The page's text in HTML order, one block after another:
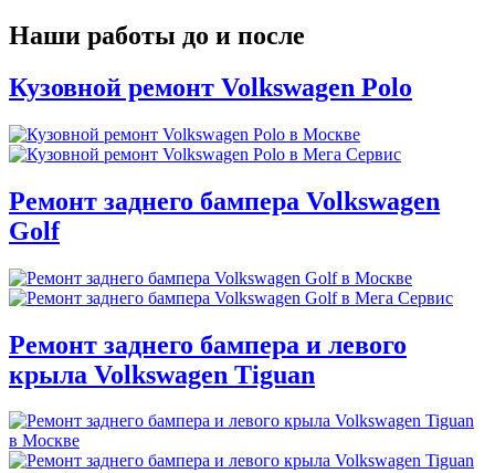
Наши работы до и после
Кузовной ремонт Volkswagen Polo
Ремонт заднего бампера Volkswagen
Golf
Ремонт заднего бампера и левого
крыла Volkswagen Tiguan